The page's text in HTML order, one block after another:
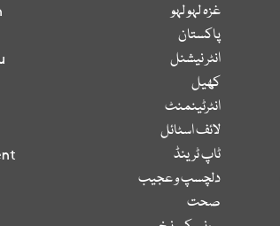
غزہ لہو لہو
پاکستان
انٹر نیشنل
کھیل
انٹرٹینمنٹ
لائف اسٹائل
ٹاپ ٹرینڈ
دلچسپ و عجیب
صحت